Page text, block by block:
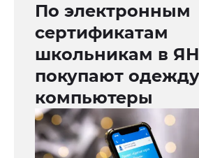
По электронным
сертификатам
школьникам в
покупают
компьютеры